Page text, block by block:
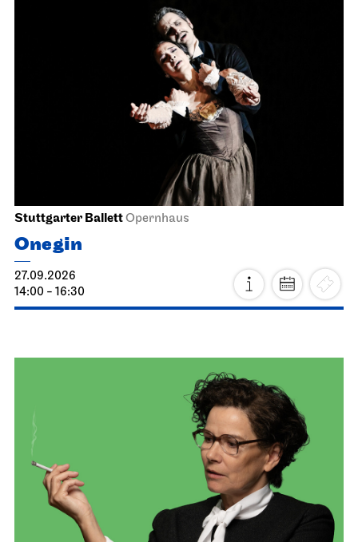
Stuttgarter BallettOpernhaus
Onegin
27.09.2026
14:00 - 16:30